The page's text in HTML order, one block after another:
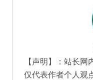
【声明】：站长
仅代表作者个人观